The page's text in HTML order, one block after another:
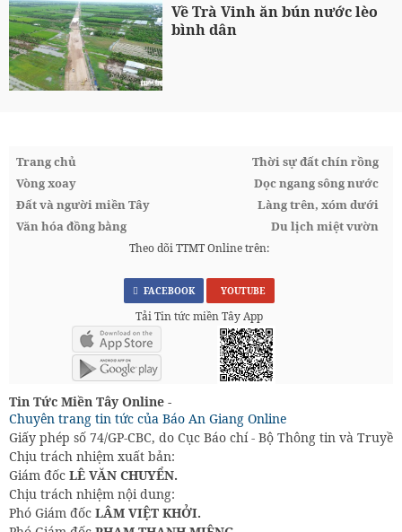
Về Trà Vinh ăn bún nước lèo
bình dân
Trang chủ
Thời sự đất chín rồng
Vòng xoay
Dọc ngang sông nước
Đất và người miền Tây
Làng trên, xóm dưới
Văn hóa đồng bằng
Du lịch miệt vườn
Theo dõi TTMT Online trên:
FACEBOOK YOUTUBE
Tải Tin tức miền Tây App
Tin Tức Miền Tây Online -
Chuyên trang tin tức của Báo An Giang Online
Giấy phép số 74/GP-CBC, do Cục Báo chí - Bộ Thông tin và
Chịu trách nhiệm xuất bản:
Giám đốc LÊ VĂN CHUYỂN.
Chịu trách nhiệm nội dung:
Phó Giám đốc LÂM VIỆT KHỞI.